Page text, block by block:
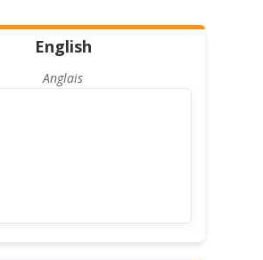
English
Anglais